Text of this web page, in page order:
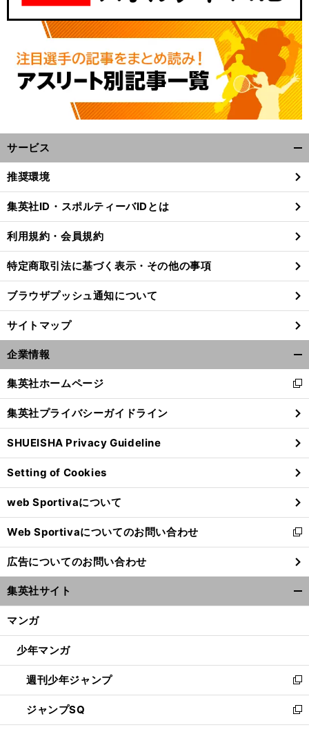
前
サービス
閉
る
推奨環境
集英社ID・スポルティーバIDとは
利用規約・会員規約
特定商取引法に基づく表示・その他の事項
ブラウザプッシュ通知について
サイトマップ
企業情報
閉
る
集英社ホームページ
新
し
い
ウ
ィ
ン
ド
ウ
で
開
く
集英社プライバシーガイドライン
SHUEISHA Privacy Guideline
Setting of Cookies
web Sportivaについて
Web Sportivaについてのお問い合わせ
新
し
い
ウ
ィ
ン
ウ
開
く
広告についてのお問い合わせ
集英社サイト
マンガ
少年マンガ
週刊少年ジャンプ
新
し
い
ウ
ジャンプSQ
新
し